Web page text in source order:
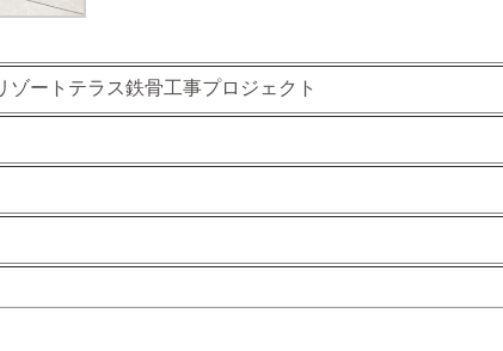
ゾートテラス鉄骨工事プロジェクト